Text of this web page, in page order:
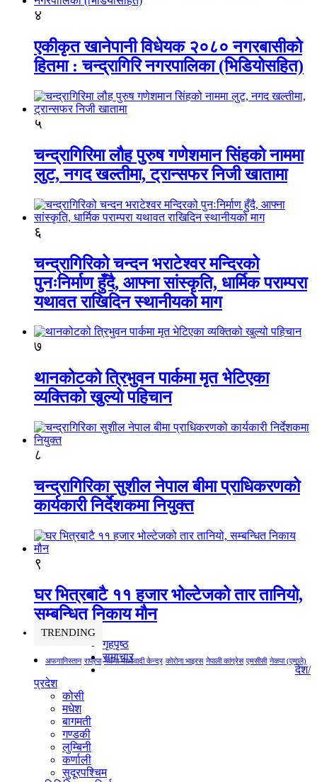
४
एकीकृत खानेपानी विधेयक २०८० नगरबासीको
हितमा : चन्द्रागिरि नगरपालिका (भिडियोसहित)
५
चन्द्रागिरिमा लौह पुरुष गणेशमान सिंहको नाममा
लुट, नगद खल्तीमा, ट्रान्सफर निजी खातामा
६
चन्द्रागिरिको चन्दन भराटेश्वर मन्दिरको
पुनःनिर्माण हुँदै, आफ्ना सांस्कृति, धार्मिक पराम्परा
यथावत राखिदिन स्थानीयको माग
७
थानकोटको त्रिभुवन पार्कमा मृत भेटिएका
व्यक्तिको खुल्यो पहिचान
८
चन्द्रागिरिका सुशील नेपाल बीमा प्राधिकरणको
कार्यकारी निर्देशकमा नियुक्त
९
घर भित्रबाटै ११ हजार भोल्टेजको तार तानियो,
सम्बन्धित निकाय मौन
TRENDING
अफगानिस्तान राप्रपा नेकपा माओवादी केन्द्र कोरोना भाइरस नेपाली कांग्रेस एमसीसी नेकपा (एमाले)
गृहपृष्ठ
समाचार
देश/
प्रदेश
कोसी
मधेश
बागमती
गण्डकी
लुम्बिनी
कर्णाली
सुदूरपश्चिम